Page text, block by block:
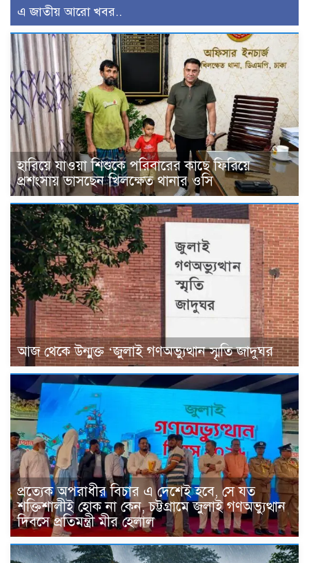
এ জাতীয় আরো খবর..
হারিয়ে যাওয়া শিশুকে পরিবারের কাছে ফিরিয়ে
প্রশংসায় ভাসছেন খিলক্ষেত থানার ওসি
আজ থেকে উন্মুক্ত ‘জুলাই গণঅভ্যুত্থান স্মৃতি জাদুঘর
প্রত্যেক অপরাধীর বিচার এ দেশেই হবে, সে যত
শক্তিশালীই হোক না কেন, চট্টগ্রামে জুলাই গণঅভ্যুত্থান
দিবসে প্রতিমন্ত্রী মীর হেলাল